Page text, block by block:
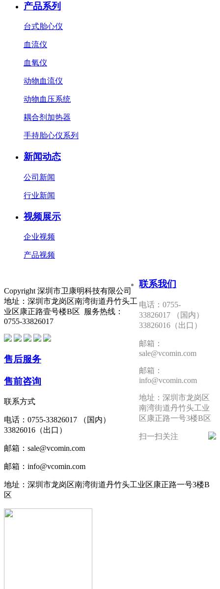
产品系列
台式胎心仪
血流仪
血氧仪
动物血流仪
动物血压系统
耦合剂加热器
手持胎心仪系列
新闻动态
公司新闻
行业新闻
视频展示
企业视频
产品视频
联系我们
电话：0755-
33826017 （国内）
33826016（出口）
邮箱：
sale@vcomin.com
邮箱：
info@vcomin.com
地址：深圳市龙岗区
南湾街道丹竹头工业
区康正路一号3楼B区
扫一扫关注
Copyright 深圳市卫康明科技有限公司
地址：深圳市龙岗区南湾街道丹竹头工
业区康正路壹号楼B区 服务热线：
0755-33826017
售后服务
售前咨询
联系方式
电话：0755-33826017 （国内）
33826016（出口）
邮箱：sale@vcomin.com
邮箱：info@vcomin.com
地址：深圳市龙岗区南湾街道丹竹头工业区康正路一号3楼B
区